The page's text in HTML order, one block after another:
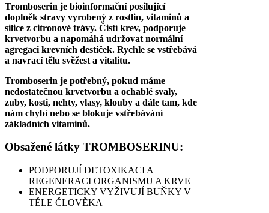
Tromboserin je bioinformační posilující
doplněk stravy vyrobený z rostlin, vitaminů a
silice z citronové trávy. Čistí krev, podporuje
krvetvorbu a napomáhá udržovat normální
agregaci krevních destiček. Rychle se vstřebává
a navrací tělu svěžest a vitalitu.
Tromboserin je potřebný, pokud máme
nedostatečnou krvetvorbu a ochablé svaly,
zuby, kosti, nehty, vlasy, klouby a dále tam, kde
nám chybí nebo se blokuje vstřebávání
základních vitaminů.
Obsažené látky TROMBOSERINU:
PODPORUJÍ DETOXIKACI A
REGENERACI ORGANISMU A KRVE
ENERGETICKY VYŽIVUJÍ BUŇKY V
TĚLE ČLOVĚKA